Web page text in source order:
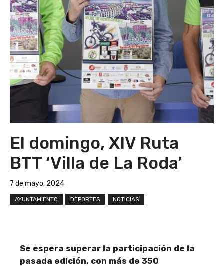
El domingo, XIV Ruta
BTT ‘Villa de La Roda’
7 de mayo, 2024
AYUNTAMIENTO DEPORTES NOTICIAS
Se espera superar la participación de la
pasada edición, con más de 350